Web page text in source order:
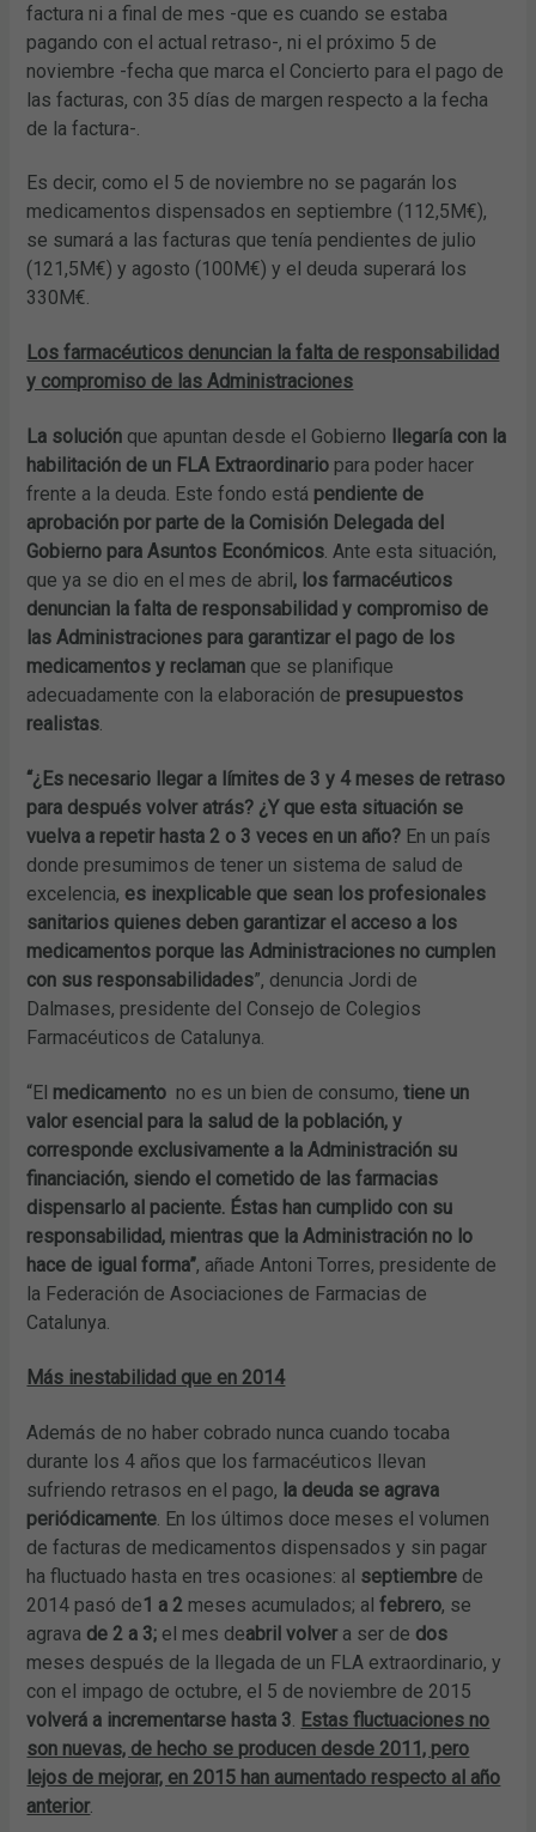
factura ni a final de mes -que es cuando se estaba
pagando con el actual retraso-, ni el próximo 5 de
noviembre -fecha que marca el Concierto para el pago de
las facturas, con 35 días de margen respecto a la fecha
de la factura-.
Es decir, como el 5 de noviembre no se pagarán los
medicamentos dispensados en septiembre (112,5M€),
se sumará a las facturas que tenía pendientes de julio
(121,5M€) y agosto (100M€) y el deuda superará los
330M€.
Los farmacéuticos denuncian la falta de responsabilidad
y compromiso de las Administraciones
La solución que apuntan desde el Gobierno
llegaría con la
habilitación de un FLA Extraordinario para poder hacer
frente a la deuda. Este fondo está pendiente de
aprobación por parte de la Comisión Delegada del
Gobierno para Asuntos Económicos. Ante esta situación,
que ya se dio en el mes de abril, los farmacéuticos
denuncian la falta de responsabilidad y compromiso de
las Administraciones para garantizar el pago de los
medicamentos y reclaman que se planifique
adecuadamente con la elaboración de presupuestos
realistas.
“¿Es necesario llegar a límites de 3 y 4 meses de retraso
para después volver atrás? ¿Y que esta situación se
vuelva a repetir hasta 2 o 3 veces en un año? En un país
donde presumimos de tener un sistema de salud de
excelencia, es inexplicable que sean los profesionales
sanitarios quienes deben garantizar el acceso a los
medicamentos porque las Administraciones no cumplen
con sus responsabilidades”, denuncia Jordi de
Dalmases, presidente del Consejo de Colegios
Farmacéuticos de Catalunya.
“El medicamento no es un bien de consumo,tiene un
valor esencial para la salud de la población, y
corresponde exclusivamente a la Administración su
financiación, siendo el cometido de las farmacias
dispensarlo al paciente. Éstas han cumplido con su
responsabilidad, mientras que la Administración no lo
hace de igual forma”, añade Antoni Torres, presidente de
la Federación de Asociaciones de Farmacias de
Catalunya.
Más inestabilidad que en 2014
Además de no haber cobrado nunca cuando tocaba
durante los 4 años que los farmacéuticos llevan
sufriendo retrasos en el pago, la deuda se agrava
periódicamente . En los últimos doce meses el volumen
de facturas de medicamentos dispensados y sin pagar
ha fluctuado hasta en tres ocasiones: al septiembre de
2014 pasó de1 a 2 meses acumulados; alfebrero, se
agrava de 2 a 3; el mes deabril volvera ser de dos
meses después de la llegada de un FLA extraordinario, y
con el impago de octubre, el 5 de noviembre de 2015
volverá a incrementarse hasta 3
Estas fluctuaciones no
son nuevas, de hecho se producen desde 2011, pero
lejos de mejorar, en 2015 han aumentado respecto al año
anterior.